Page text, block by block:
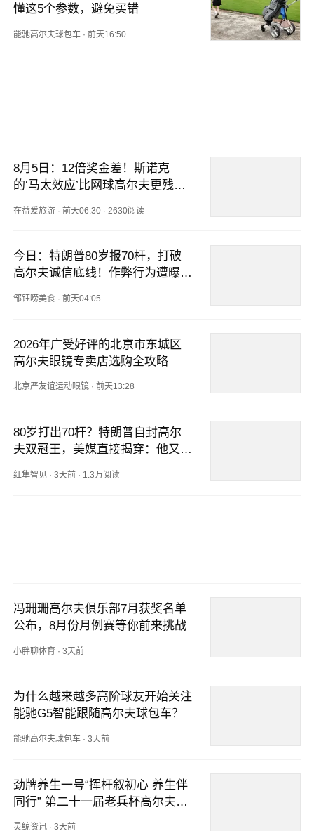
懂这5个参数，避免买错
能驰高尔夫球包车 ·前天16:50
8月5日：12倍奖金差！斯诺克
的‘马太效应’比网球高尔夫更残
在益爱旅游 ·前天06:30 · 2630阅读
今日：特朗普80岁报70杆，打破
高尔夫诚信底线！作弊行为遭曝
邹钰唠美食 ·前天04:05
2026年广受好评的北京市东城区
高尔夫眼镜专卖店选购全攻略
北京严友谊运动眼镜 ·前天13:28
80岁打出70杆？特朗普自封高尔
夫双冠王，美媒直接揭穿：他又作
红隼智见 ·3天前 · 1.3万阅读
冯珊珊高尔夫俱乐部7月获奖名单
公布，8月份月例赛等你前来挑战
小胖聊体育 ·3天前
为什么越来越多高阶球友开始关注
能驰G5智能跟随高尔夫球包车？
能驰高尔夫球包车 ·3天前
劲牌养生一号“挥杆叙初心 养生伴
同行” 第二十一届老兵杯高尔夫邀
请赛圆满举办
灵鲸资讯 ·3天前